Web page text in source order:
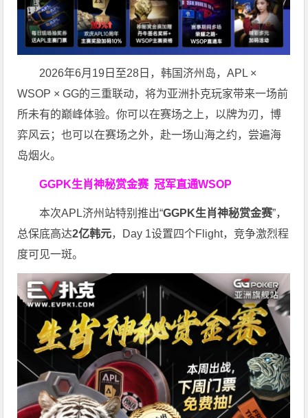
2026年6月19日至28日，韩国济州岛，APL ×
WSOP × GG的三重联动，将为亚洲扑克玩家带来一场前
所未有的巅峰体验。你可以在赛场之上，以牌为刃，博
弈风云；也可以在赛场之外，赴一场山海之约，尝遍海
岛烟火。
GGPK生肖神秘赏金赛冠军直通WSOP
本次APL济州站特别推出“GGPK生肖神秘赏金赛”，
总保底高达2亿韩元，Day 1设置四个Flight，竞争激烈程
度可见一斑。